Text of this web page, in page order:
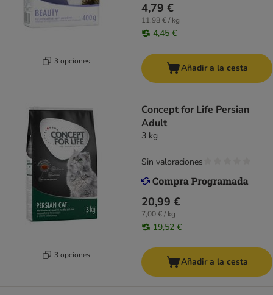
3 opciones
4,79 €
11,98 € / kg
4,45 €
Añadir a la cesta
3 opciones
Concept for Life Persian
Adult
3 kg
20,99 €
7,00 € / kg
19,52 €
Sin valoraciones
Añadir a la cesta